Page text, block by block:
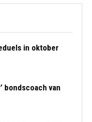
in oktober
bondscoach van